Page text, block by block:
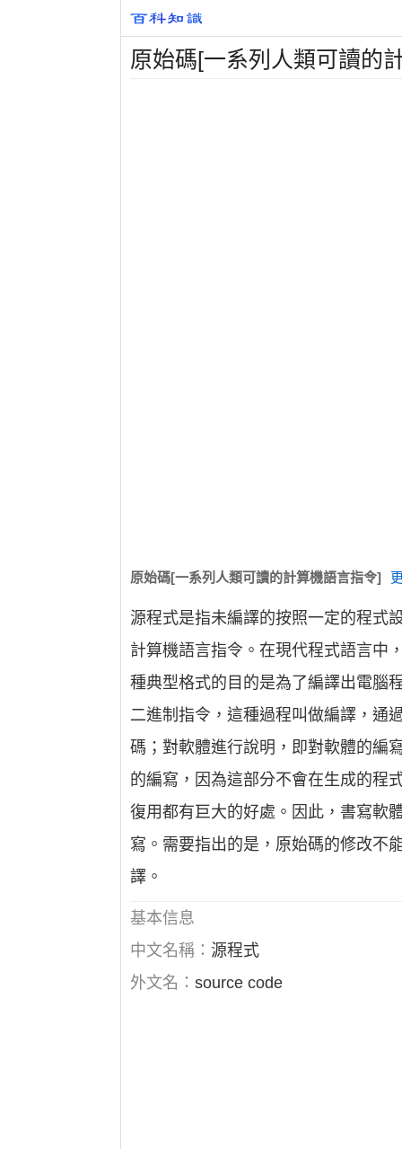
原始碼[一系列人類可讀的
原始碼[一系列人類可讀的計算機語言指令]
源程式是指未編譯的按照一定的程式
計算機語言指令。在現代程式語言中
種典型格式的目的是為了編譯出電腦
二進制指令，這種過程叫做編譯，通
碼；對軟體進行說明，即對軟體的編
的編寫，因為這部分不會在生成的程
復用都有巨大的好處。因此，書寫軟
寫。需要指出的是，原始碼的修改不
譯。
基本信息
中文名稱： 源程式
外文名：source code